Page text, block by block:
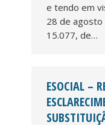
e tendo em
28 de agosto
15.077, de…
ESOCIAL –